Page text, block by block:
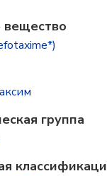
группа